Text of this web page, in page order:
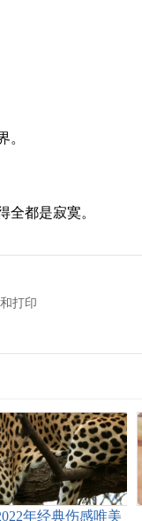
。
全都是寂寞。
打印
年经典伤感唯美